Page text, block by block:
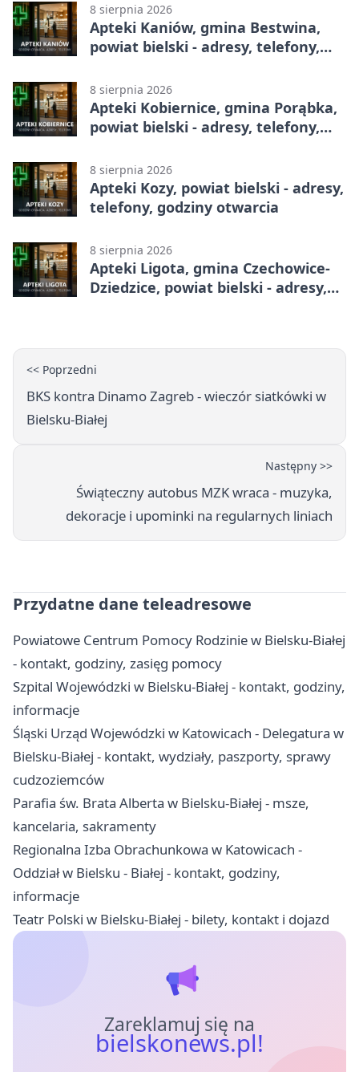
8 sierpnia 2026
Apteki Kaniów, gmina Bestwina,
powiat bielski - adresy, telefony,
8 sierpnia 2026
Apteki Kobiernice, gmina Porąbka,
powiat bielski - adresy, telefony,
8 sierpnia 2026
Apteki Kozy, powiat bielski - adresy,
telefony, godziny otwarcia
8 sierpnia 2026
Apteki Ligota, gmina Czechowice-
Dziedzice, powiat bielski - adresy,
<< Poprzedni
BKS kontra Dinamo Zagreb - wieczór siatkówki w
Bielsku-Białej
Następny >>
Świąteczny autobus MZK wraca - muzyka,
dekoracje i upominki na regularnych liniach
Przydatne dane teleadresowe
Powiatowe Centrum Pomocy Rodzinie w Bielsku-Białej
- kontakt, godziny, zasięg pomocy
Szpital Wojewódzki w Bielsku-Białej - kontakt, godziny,
informacje
Śląski Urząd Wojewódzki w Katowicach - Delegatura w
Bielsku-Białej - kontakt, wydziały, paszporty, sprawy
cudzoziemców
Parafia św. Brata Alberta w Bielsku-Białej - msze,
kancelaria, sakramenty
Regionalna Izba Obrachunkowa w Katowicach -
Oddział w Bielsku - Białej - kontakt, godziny,
informacje
Teatr Polski w Bielsku-Białej - bilety, kontakt i dojazd
Zareklamuj się na
bielskonews.pl!